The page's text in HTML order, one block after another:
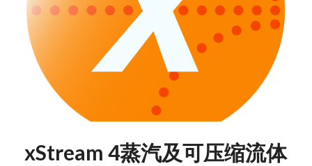
xStream 4蒸汽及可压缩流体